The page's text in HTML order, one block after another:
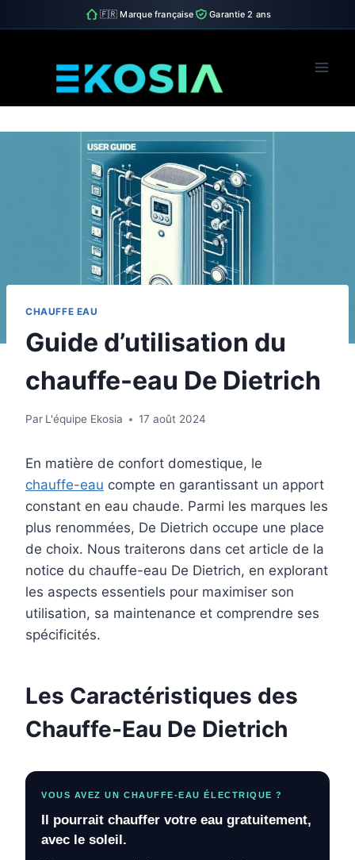
🇫🇷 Marque française Garantie 2 ans
CHAUFFE EAU
Guide d’utilisation du
chauffe-eau De Dietrich
Par L'équipe Ekosia 17 août 2024
En matière de confort domestique, le
chauffe-eau compte en garantissant un apport
constant en eau chaude. Parmi les marques les
plus renommées, De Dietrich occupe une place
de choix. Nous traiterons dans cet article de la
notice du chauffe-eau De Dietrich, en explorant
les aspects essentiels pour maximiser son
utilisation, sa maintenance et comprendre ses
spécificités.
Les Caractéristiques des
Chauffe-Eau De Dietrich
VOUS AVEZ UN CHAUFFE-EAU ÉLECTRIQUE ?
Il pourrait chauffer votre eau gratuitement,
avec le soleil.